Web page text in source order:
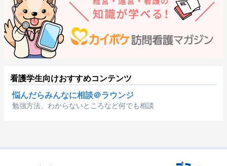
看護学生向けおすすめコンテンツ
悩んだらみんなに相談＠ラウンジ
勉強方法、わからないところなど何でも相談